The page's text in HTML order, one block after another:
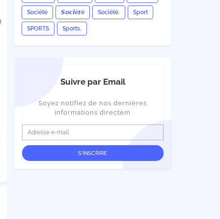
Société 𝙎𝙤𝙘𝙞é𝙩é Société. Sport
SPORTS Sports.
Suivre par Email
Soyez notifiez de nos dernières
informations directem